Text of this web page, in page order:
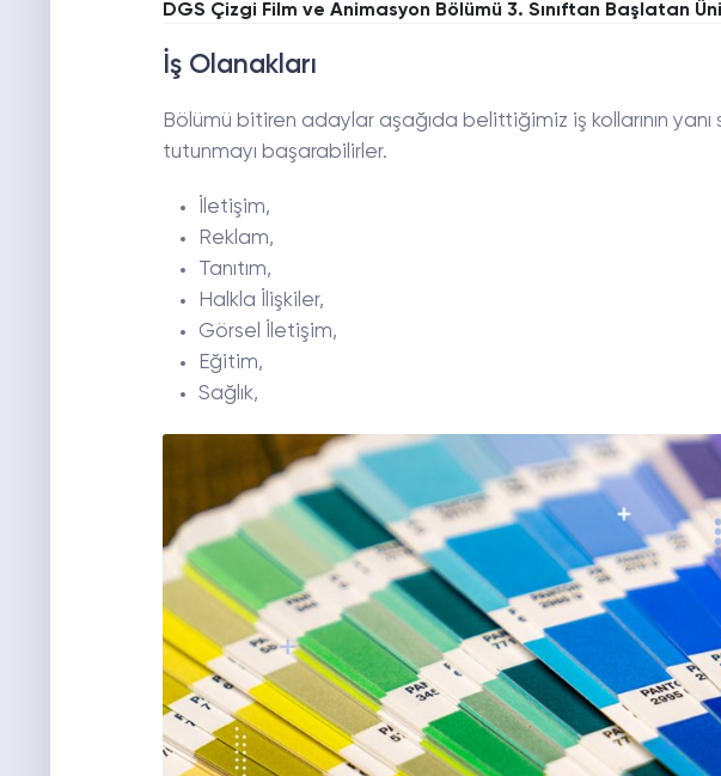
DGS Çizgi Film ve Animasyon Bölümü 3. Sınıftan Başlatan
İş Olanakları
Bölümü bitiren adaylar aşağıda belittiğimiz iş kollarının
tutunmayı başarabilirler.
İletişim,
Reklam,
Tanıtım,
Halkla İlişkiler,
Görsel İletişim,
Eğitim,
Sağlık,